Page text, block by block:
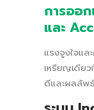
การออ
และ
แรงจูงใจแ
เหรียญเดีย
ดีและผลลัพ